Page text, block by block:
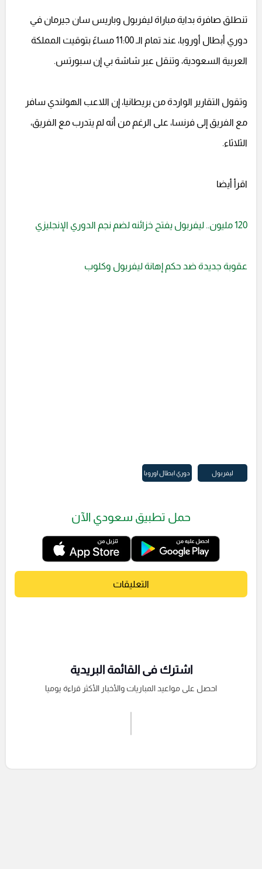
تنطلق صافرة بداية مباراة ليفربول وباريس سان جيرمان في
دوري أبطال أوروبا، عند تمام الـ 11:00 مساءً بتوقيت المملكة
العربية السعودية، وتنقل عبر شاشة بي إن سبورتس.
وتقول التقارير الواردة من بريطانيا، إن اللاعب الهولندي سافر
مع الفريق إلى فرنسا، على الرغم من أنه لم يتدرب مع الفريق،
الثلاثاء.
اقرأ أيضا
120 مليون.. ليفربول يفتح خزائنه لضم نجم الدوري الإنجليزي
عقوبة جديدة ضد حكم إهانة ليفربول وكلوب
ليفربول دوري ابطال اوروبا
حمل تطبيق سعودي الآن
التعليقات
اشترك فى القائمة البريدية
احصل على مواعيد المباريات والأخبار الأكثر قراءة يوميا